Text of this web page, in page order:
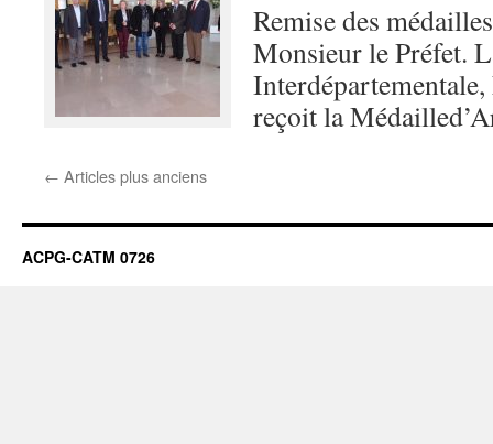
Remise des
Monsieur le Préfet.
reçoit la
← Articles plus anciens
ACPG-CATM 0726